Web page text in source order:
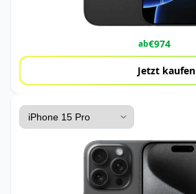
ab€974
Jetzt kaufen